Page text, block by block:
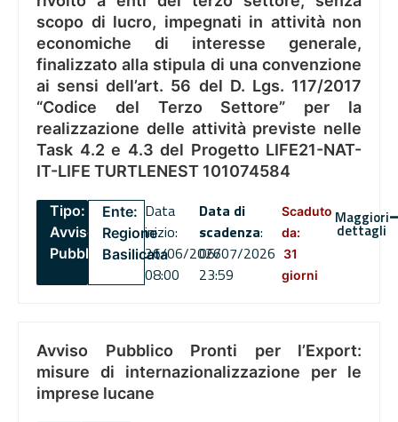
scopo di lucro, impegnati in attività non
economiche di interesse generale,
finalizzato alla stipula di una convenzione
ai sensi dell’art. 56 del D. Lgs. 117/2017
“Codice del Terzo Settore” per la
realizzazione delle attività previste nelle
Task 4.2 e 4.3 del Progetto LIFE21-NAT-
IT-LIFE TURTLENEST 101074584
Tipo:
Avviso
Pubblico
Ente:
Regione
Basilicata
Data
inizio:
26/06/2026
08:00
Data di
scadenza:
06/07/2026
23:59
Scaduto
da:
31
giorni
Maggiori
dettagli
Avviso Pubblico Pronti per l’Export:
misure di internazionalizzazione per le
imprese lucane